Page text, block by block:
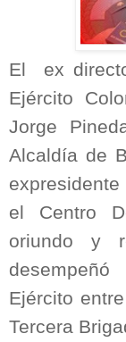
El
ex
Ejército
Jorge
Alcaldía de
el Centro
oriundo y
Ejército
Tercera